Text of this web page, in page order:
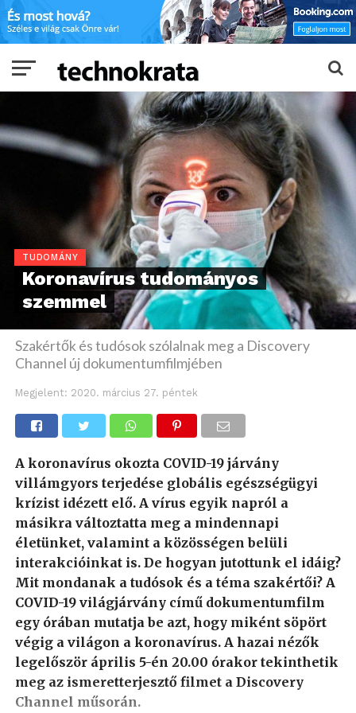
TUDOMÁNY
Koronavírus tudományos
szemmel
Szakértők és tudósok szólalnak meg a Discovery
Channel új dokumentumfilmjében
Megjelent: 2020. március 27. péntek
A koronavírus okozta COVID-19 járvány
villámgyors terjedése globális egészségügyi
krízist idézett elő. A vírus egyik napról a
másikra változtatta meg a mindennapi
életünket, valamint a közösségen belüli
interakcióinkat is. De hogyan jutottunk el idáig?
Mit mondanak a tudósok és a téma szakértői? A
COVID-19 világjárvány című dokumentumfilm
egy órában mutatja be azt, hogy miként söpört
végig a világon a koronavírus. A hazai nézők
legelőször április 5-én 20.00 órakor tekinthetik
meg az ismeretterjesztő filmet a Discovery
Channel műsorán.